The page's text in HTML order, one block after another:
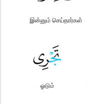
இன்னும் செய்தார்கள்
ஓடும்